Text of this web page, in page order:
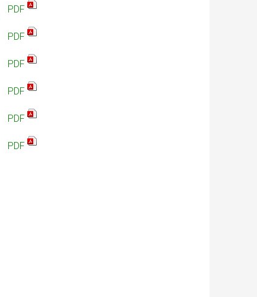
PDF
PDF
PDF
PDF
PDF
PDF